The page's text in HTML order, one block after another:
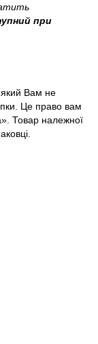
при
який Вам не
Це право вам
Товар належної